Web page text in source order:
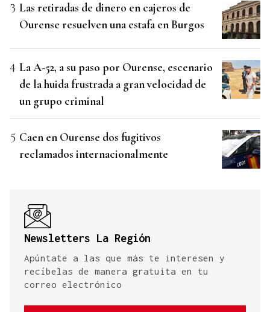
Las retiradas de dinero en cajeros de
Ourense resuelven una estafa en Burgos
La A-52, a su paso por Ourense, escenario
de la huida frustrada a gran velocidad de
un grupo criminal
Caen en Ourense dos fugitivos
reclamados internacionalmente
Newsletters La Región
Apúntate a las que más te interesen y
recíbelas de manera gratuita en tu
correo electrónico